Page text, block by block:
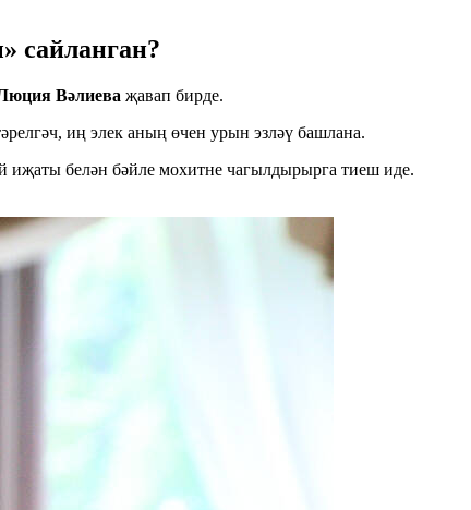
сайланган?
Вәлиева җавап бирде.
иң элек аның өчен урын эзләү башлана.
белән бәйле мохитне чагылдырырга тиеш иде.